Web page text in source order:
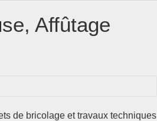
Affûtage
de bricolage et travaux techniques